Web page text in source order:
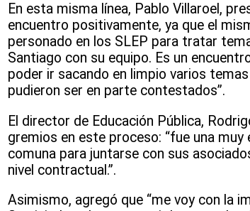
En esta misma línea, Pablo Villaroel,
encuentro positivamente, ya que el
personado en los SLEP para tratar
Santiago con su equipo. Es un
poder ir sacando en limpio varios
pudieron ser en parte contestados”.
El director de Educación Pública,
gremios en este proceso: “fue una
comuna para juntarse con sus
nivel contractual.”.
Asimismo, agregó que “me voy con la